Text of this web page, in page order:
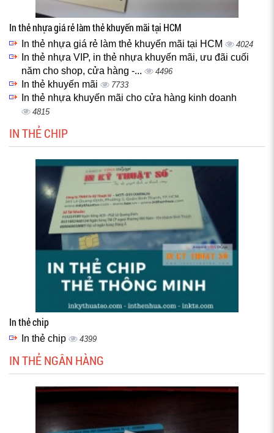
In thẻ nhựa giá rẻ làm thẻ khuyến mãi tại HCM
In thẻ nhựa giá rẻ làm thẻ khuyến mãi tại HCM 4024
In thẻ nhựa VIP, in thẻ nhựa khuyến mãi, ưu đãi cuối
năm cho shop, cửa hàng -...
4496
In thẻ khuyến mãi 7733
In thẻ nhựa khuyến mãi cho cửa hàng kinh doanh
4815
IN THẺ CHIP
In thẻ chip
In thẻ chip 4399
IN THẺ NGÂN HÀNG